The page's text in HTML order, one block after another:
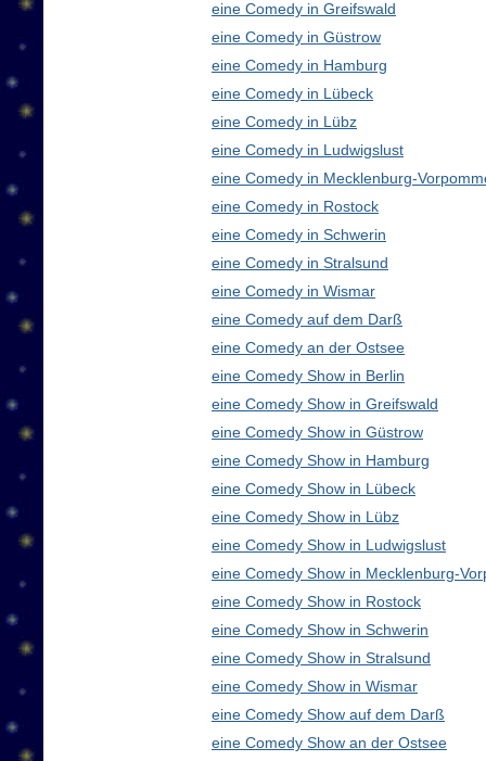
eine Comedy in Greifswald
eine Comedy in Güstrow
eine Comedy in Hamburg
eine Comedy in Lübeck
eine Comedy in Lübz
eine Comedy in Ludwigslust
eine Comedy in Mecklenburg-
eine Comedy in Rostock
eine Comedy in Schwerin
eine Comedy in Stralsund
eine Comedy in Wismar
eine Comedy auf dem Darß
eine Comedy an der Ostsee
eine Comedy Show in Berlin
eine Comedy Show in Greifswald
eine Comedy Show in Güstrow
eine Comedy Show in Hamburg
eine Comedy Show in Lübeck
eine Comedy Show in Lübz
eine Comedy Show in Ludwigslust
eine Comedy Show in Mecklenburg-
eine Comedy Show in Rostock
eine Comedy Show in Schwerin
eine Comedy Show in Stralsund
eine Comedy Show in Wismar
eine Comedy Show auf dem Darß
eine Comedy Show an der Ostsee